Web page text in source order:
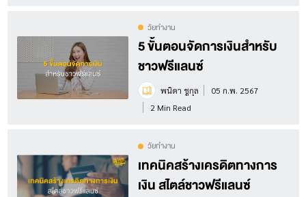
วัยทำงาน
5 ขั้นตอนจัดการเงินสำหรับ
ชาวฟรีแลนซ์
พนิดา ชูกุล
05 ก.พ. 2567
2 Min Read
วัยทำงาน
เทคนิคสร้างเครดิตทางการ
เงิน สไตล์ชาวฟรีแลนซ์